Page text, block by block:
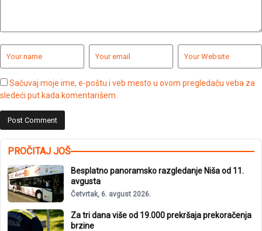
Sačuvaj moje ime, e-poštu i veb mesto u ovom pregledaču veba za
sledeći put kada komentarišem.
PROČITAJ JOŠ
Besplatno panoramsko razgledanje Niša od 11.
avgusta
Četvrtak, 6. avgust 2026.
Za tri dana više od 19.000 prekršaja prekoračenja
brzine